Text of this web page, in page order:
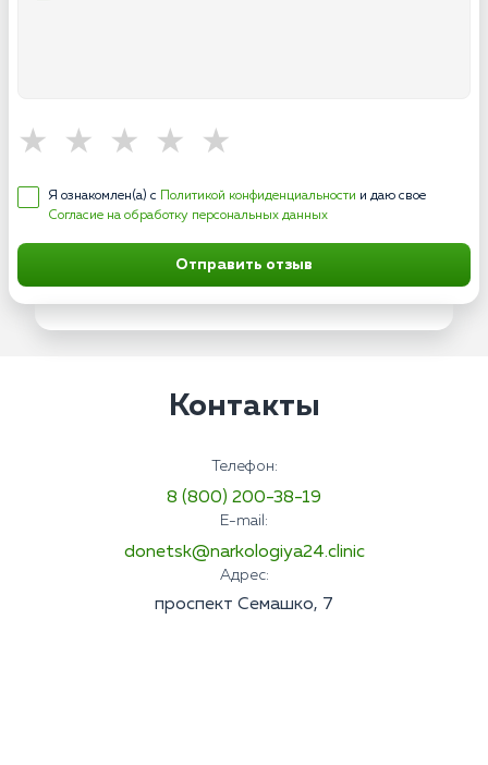
Я ознакомлен(а) с Политикой конфиденциальности и даю свое
Согласие на обработку персональных данных
Отправить отзыв
Контакты
Телефон:
8 (800) 200-38-19
E-mail:
donetsk@narkologiya24.clinic
Адрес:
проспект Семашко, 7